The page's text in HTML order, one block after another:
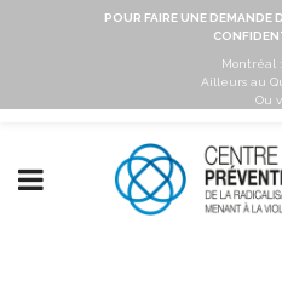
POUR FAIRE UNE DEMANDE
Montréal :
Ailleurs au
Ou